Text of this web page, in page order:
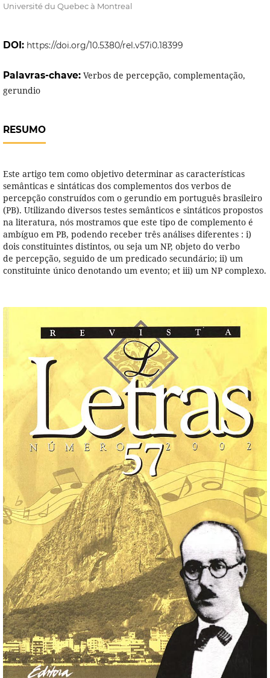
Université du Quebec à Montreal
DOI: https://doi.org/10.5380/rel.v57i0.18399
Palavras-chave: Verbos de percepção, complementação,
gerundio
RESUMO
Este artigo tem como objetivo determinar as características
semânticas e sintáticas dos complementos dos verbos de
percepção construídos com o gerundio em português brasileiro
(PB). Utilizando diversos testes semânticos e sintáticos propostos
na literatura, nós mostramos que este tipo de complemento é
ambíguo em PB, podendo receber três análises diferentes : i)
dois constituintes distintos, ou seja um NP, objeto do verbo
de percepção, seguido de um predicado secundário; ii) um
constituinte único denotando um evento; et iii) um NP complexo.